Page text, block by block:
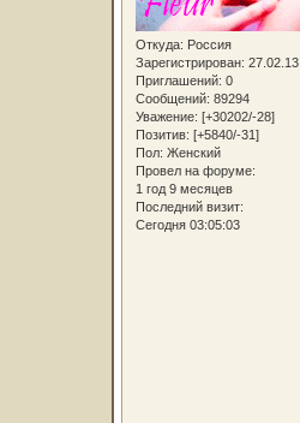
Откуда: Россия
Зарегистрирован: 27.02.13
Приглашений: 0
Сообщений: 89294
Уважение: [+30202/-28]
Позитив: [+5840/-31]
Пол: Женский
Провел на форуме:
1 год 9 месяцев
Последний визит:
Сегодня 03:05:03